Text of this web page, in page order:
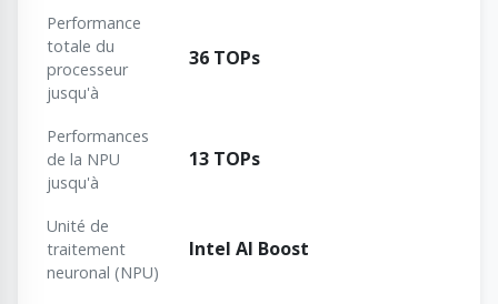
Performance
totale du
processeur
jusqu'à
36 TOPs
Performances
de la NPU
jusqu'à
13 TOPs
Unité de
traitement
neuronal (NPU)
Intel AI Boost